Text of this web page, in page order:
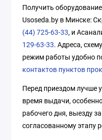
Получить
Usoseda.by в Минске:
(44) 725-63-33, и
129-63-33. Адреса,
режим работы удобно
контактов пунктов
Перед приездом лучше
время выдачи,
рабочего дня, выезду
согласованному этапу